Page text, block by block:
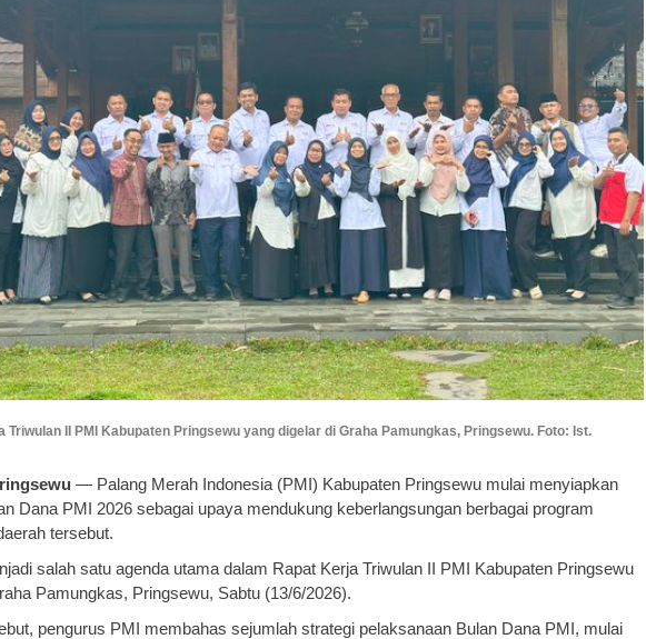
Triwulan II PMI Kabupaten Pringsewu yang digelar di Graha Pamungkas, Pringsewu. Foto: Ist.
— Palang Merah Indonesia (PMI) Kabupaten Pringsewu mulai menyiapkan
Dana PMI 2026 sebagai upaya mendukung keberlangsungan berbagai program
tersebut.
salah satu agenda utama dalam Rapat Kerja Triwulan II PMI Kabupaten Pringsewu
Pamungkas, Pringsewu, Sabtu (13/6/2026).
pengurus PMI membahas sejumlah strategi pelaksanaan Bulan Dana PMI, mulai